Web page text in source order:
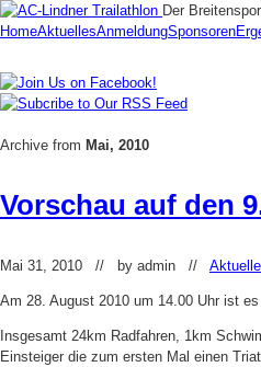
Der
HomeAktuellesAnmeldungSponsoren
Archive from Mai, 2010
Vorschau auf den
Mai 31, 2010 // by admin //
Am 28. August 2010 um 14.00 Uhr ist
Insgesamt 24km Radfahren, 1km
Einsteiger die zum ersten Mal einen